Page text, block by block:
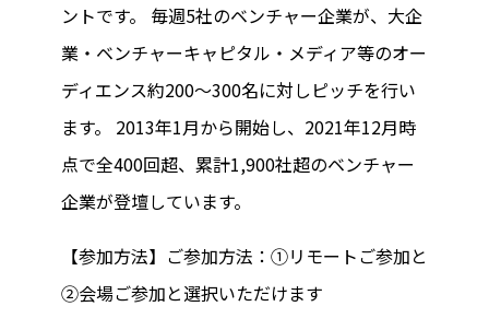
ントです。 毎週5社のベンチャー企業が、大企
業・ベンチャーキャピタル・メディア等のオー
ディエンス約200～300名に対しピッチを行い
ます。 2013年1月から開始し、2021年12月時
点で全400回超、累計1,900社超のベンチャー
企業が登壇しています。
【参加方法】ご参加方法：①リモートご参加と
②会場ご参加と選択いただけます